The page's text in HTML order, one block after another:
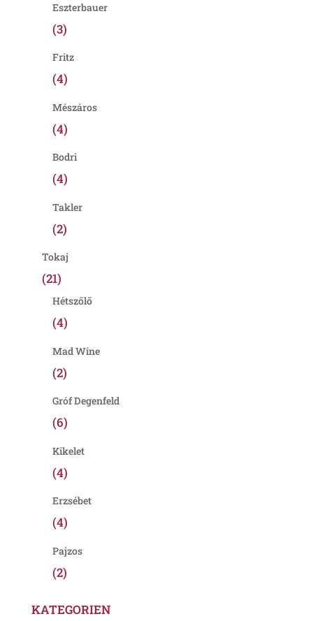
Eszterbauer
(3)
Fritz
(4)
Mészáros
(4)
Bodri
(4)
Takler
(2)
Tokaj
(21)
Hétszőlő
(4)
Mad Wine
(2)
Gróf Degenfeld
(6)
Kikelet
(4)
Erzsébet
(4)
Pajzos
(2)
KATEGORIEN